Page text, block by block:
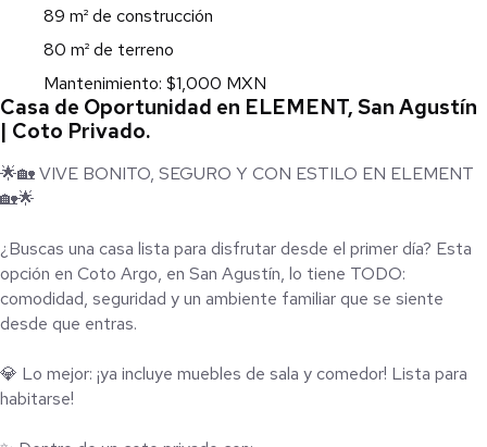
89 m² de construcción
80 m² de terreno
Mantenimiento: $1,000 MXN
Casa de Oportunidad en ELEMENT, San Agustín
| Coto Privado.
🌟🏡 VIVE BONITO, SEGURO Y CON ESTILO EN ELEMENT
🏡🌟
¿Buscas una casa lista para disfrutar desde el primer día? Esta
opción en Coto Argo, en San Agustín, lo tiene TODO:
comodidad, seguridad y un ambiente familiar que se siente
desde que entras.
💎 Lo mejor: ¡ya incluye muebles de sala y comedor! Lista para
habitarse!